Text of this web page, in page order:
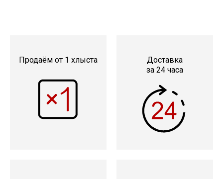
Продаём от 1 хлыста
Доставка
за 24 часа